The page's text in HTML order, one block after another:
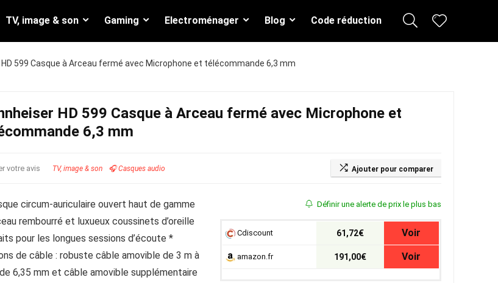
TV, image & son Gaming Electroménager Blog Code réduction
599 Casque à Arceau fermé avec Microphone et télécommande 6,3 mm
HD 599 Casque à Arceau fermé avec Microphone et
6,3 mm
votre avis TV, image & son 🎧 Casques audio Ajouter pour comparer
circum-auriculaire ouvert haut de gamme
rembourré et luxueux coussinets d’oreille
pour les longues sessions d’écoute *
de câble : robuste câble amovible de 3 m à
6,35 mm et câble amovible supplémentaire
Définir une alerte de prix le plus bas
Cdiscount 61,72€ Voir
amazon.fr 191,00€ Voir